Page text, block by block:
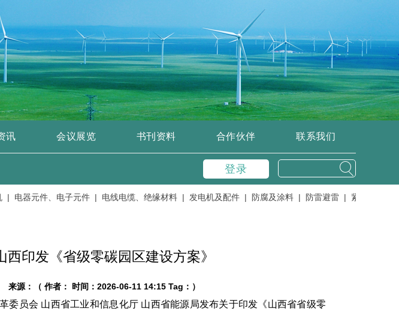
讯 会议展览 书刊资料 合作伙伴 联系我们
登录
电器元件、电子元件 | 电线电缆、绝缘材料 | 发电机及配件 | 防腐及涂料 | 防雷避雷 | 紧固件及紧固
西印发《省级零碳园区建设方案》
来源：（ 作者： 时间：2026-06-11 14:15 Tag：）
员会 山西省工业和信息化厅 山西省能源局发布关于印发《山西省省级零